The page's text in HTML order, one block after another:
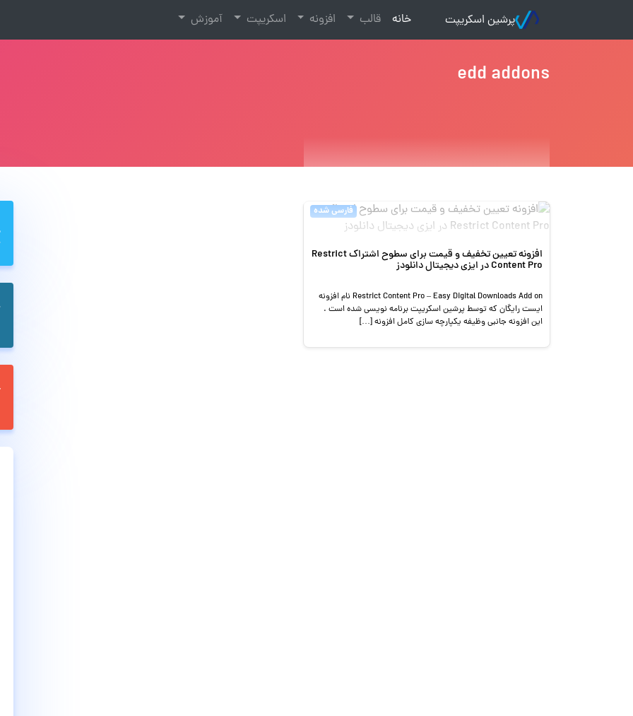
پرشین اسکریپت خانه
(current) قالب افزونه اسکریپت آموزش
edd addons
فارسی شده
افزونه تعیین تخفیف و قیمت برای سطوح اشتراک Restrict
Content Pro در ایزی دیجیتال دانلودز
Restrict Content Pro – Easy Digital Downloads Add on نام افزونه
ایست رایگان که توسط پرشین اسکریپت برنامه نویسی شده است .
این افزونه جانبی وظیفه یکپارچه سازی کامل افزونه […]